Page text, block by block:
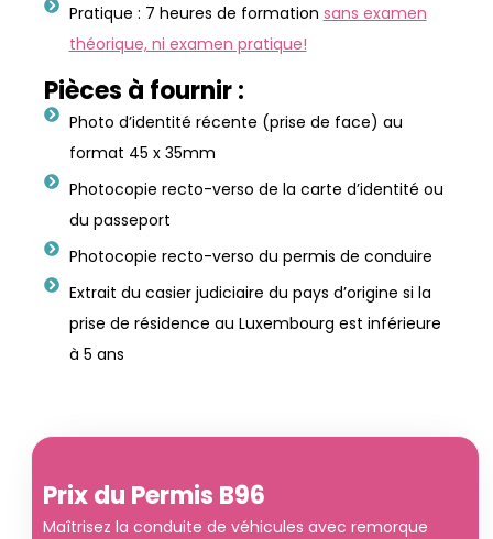
Pratique : 7 heures de formation sans examen
théorique, ni examen pratique!
Pièces à fournir :
Photo d’identité récente (prise de face) au
format 45 x 35mm
Photocopie recto-verso de la carte d’identité ou
du passeport
Photocopie recto-verso du permis de conduire
Extrait du casier judiciaire du pays d’origine si la
prise de résidence au Luxembourg est inférieure
à 5 ans
Prix du Permis B96
Maîtrisez la conduite de véhicules avec remorque